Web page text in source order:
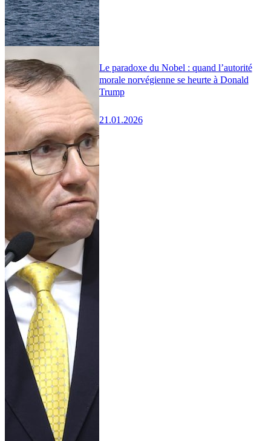
Le paradoxe du Nobel : quand l’autorité
morale norvégienne se heurte à Donald
Trump
21.01.2026